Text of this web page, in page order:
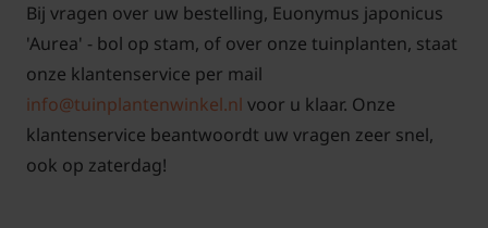
Bij vragen over uw bestelling, Euonymus japonicus
'Aurea' - bol op stam, of over onze tuinplanten, staat
onze klantenservice per mail
info@tuinplantenwinkel.nl voor u klaar. Onze
klantenservice beantwoordt uw vragen zeer snel,
ook op zaterdag!